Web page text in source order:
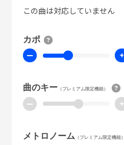
この曲は対応していません
カポ
ー +
曲のキー（プレミアム限定機能）
ー +
メトロノーム （プレミアム限定機能）